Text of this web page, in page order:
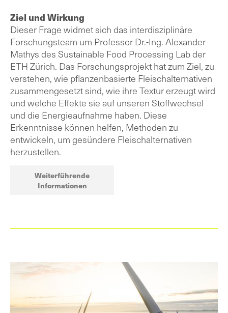
Ziel und Wirkung
Dieser Frage widmet sich das interdisziplinäre
Forschungsteam um Professor Dr.-Ing. Alexander
Mathys des Sustainable Food Processing Lab der
ETH Zürich. Das Forschungsprojekt hat zum Ziel, zu
verstehen, wie pflanzenbasierte Fleischalternativen
zusammengesetzt sind, wie ihre Textur erzeugt wird
und welche Effekte sie auf unseren Stoffwechsel
und die Energieaufnahme haben. Diese
Erkenntnisse können helfen, Methoden zu
entwickeln, um gesündere Fleischalternativen
herzustellen.
Weiterführende
Informationen